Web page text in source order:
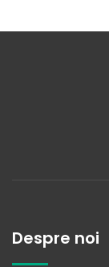
Despre noi